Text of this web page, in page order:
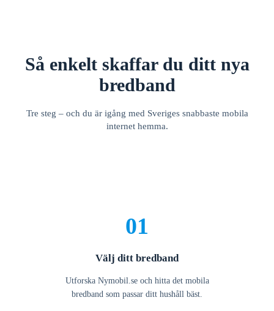
Så enkelt skaffar du ditt nya
bredband
Tre steg – och du är igång med Sveriges snabbaste mobila
internet hemma.
01
Välj ditt bredband
Utforska Nymobil.se och hitta det mobila
bredband som passar ditt hushåll bäst.